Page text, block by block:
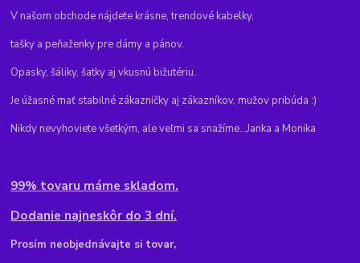
V našom obchode nájdete krásne, trendové kabelky,
tašky a peňaženky pre dámy a pánov.
Opasky, šáliky, šatky aj vkusnú bižutériu.
Je úžasné mať stabilné zákazníčky aj zákazníkov, mužov pribúda :)
Nikdy nevyhoviete všetkým, ale veľmi sa snažíme...Janka a Monika
99% tovaru máme skladom.
Dodanie najneskôr do 3 dní.
Prosím neobjednávajte si tovar,